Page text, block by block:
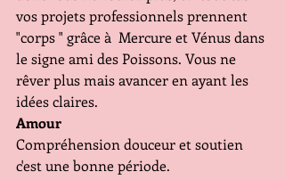
vos projets professionnels prennent
"corps " grâce à  Mercure et Vénus dans
le signe ami des Poissons. Vous ne
rêver plus mais avancer en ayant les
idées claires.
Amour
Compréhension douceur et soutien
c'est une bonne période.